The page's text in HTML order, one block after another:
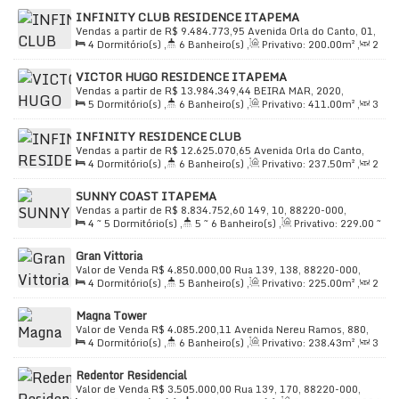
🛏️ Quartos: 5
🚿 Banheiros: 7
🛁 Suítes: 5
🚗 Garagens: 5
🛋️ Salas: 3
Venha conhecer este apartamento espetacular, com
acabamentos de alto padrão, localizado na prestigiada
Avenida Beira Mar em Itapema. Com uma vista
deslumbrante e uma infraestrutura completa, este é o
lugar perfeito para viver com conforto e estilo. Entre em
contato e agende sua visita! 🌅
INFINITY CLUB RESIDENCE ITAPEMA
R$ 9.484.773,95
Vendas a partir de
Avenida Orla do Canto, 01,
88220-000, Centro, Itapema, Santa Catarina, Brasil
4 Dormitório(s) , 6 Banheiro(s) , Privativo: 200.00m² ,
2
Sala(s) , 4Suíte(s) , Total:350.00m² , 3Vaga(s) ,
Útil:
200.00m²
VICTOR HUGO RESIDENCE ITAPEMA
R$ 13.984.349,44
Vendas a partir de
BEIRA MAR, 2020,
88220-000, Centro, Itapema, Santa Catarina, Brasil
5 Dormitório(s) , 6 Banheiro(s) , Privativo: 411.00m² ,
3
Sala(s) , 5Suíte(s) , Total:599.90~ 600.00m², 4 Vaga(s),
Útil:411.00m²
INFINITY RESIDENCE CLUB
R$ 12.625.070,65
Vendas a partir de
Avenida Orla do Canto,
01, 88220-000, Centro, Itapema, Santa Catarina, Brasil
4 Dormitório(s) , 6 Banheiro(s) , Privativo: 237.50m² ,
2
Sala(s) , 4Suíte(s) , Total:366.17m² , 3Vaga(s) ,
Útil:
237.50m²
SUNNY COAST ITAPEMA
R$ 8.834.752,60
Vendas a partir de
149, 10, 88220-000,
Centro, Itapema, Santa Catarina, Brasil
4 ~ 5 Dormitório(s) , 5 ~ 6 Banheiro(s) , Privativo: 229.00 ~
342.00m², 3 Sala(s) , 4 ~ 5Suíte(s) , Total:385.00~
587.00m², 3 ~ 5
Gran Vittoria
R$ 4.850.000,00
Valor de Venda
Rua 139, 138, 88220-000,
Centro, Itapema, Santa Catarina, Brasil
4 Dormitório(s) , 5 Banheiro(s) , Privativo: 225.00m² ,
2
Sala(s) , 4Suíte(s) , Total:225.00m² , 3Vaga(s) ,
Útil:
225.00m²
Magna Tower
R$ 4.085.200,11
Valor de Venda
Avenida Nereu Ramos, 880,
88220-000, Centro, Itapema, Santa Catarina, Brasil
4 Dormitório(s) , 6 Banheiro(s) , Privativo: 238.43m² ,
3
Sala(s) , 4Suíte(s) , Total:238.43m² , 3Vaga(s) ,
Útil:
238.43m²
Redentor Residencial
R$ 3.505.000,00
Valor de Venda
Rua 139, 170, 88220-000,